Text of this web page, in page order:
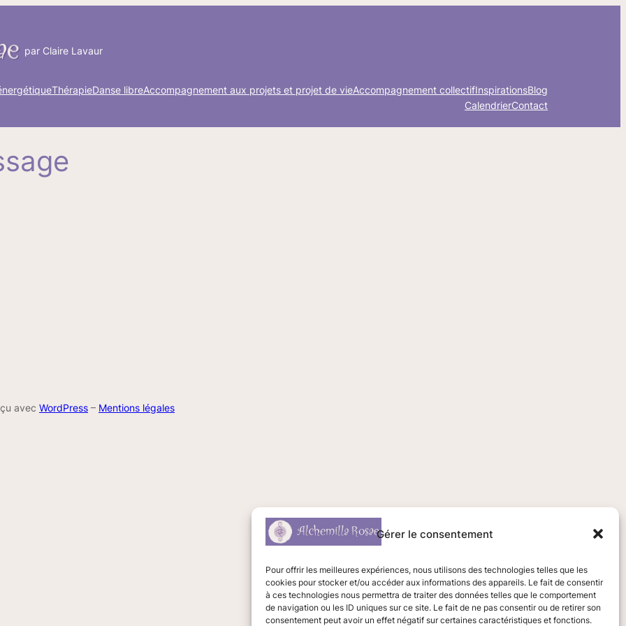
Gérer le consentement
Pour offrir les meilleures expériences, nous utilisons des technologies telles que les
cookies pour stocker et/ou accéder aux informations des appareils. Le fait de consentir
à ces technologies nous permettra de traiter des données telles que le comportement
de navigation ou les ID uniques sur ce site. Le fait de ne pas consentir ou de retirer son
consentement peut avoir un effet négatif sur certaines caractéristiques et fonctions.
par Claire Lavaur
ThérapieDanse libreAccompagnement aux projets et projet de vieAccompagnement collectifInspirationsBlog
CalendrierContact
avec WordPress – Mentions légales